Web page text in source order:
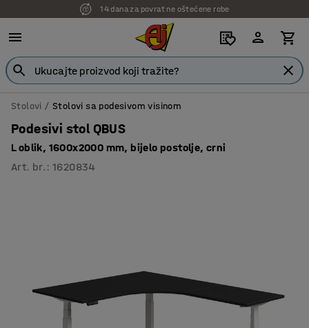
14 dana za povrat ne oštećene robe
7 godina garancije
Stolovi Stolovi sa podesivom visinom
Podesivi stol QBUS
L oblik, 1600x2000 mm, bijelo postolje, crni
Art. br. :1620834